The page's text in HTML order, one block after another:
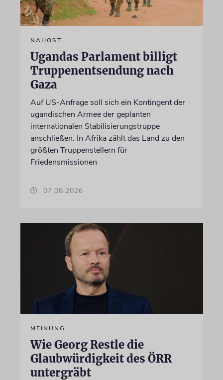
NAHOST
Ugandas Parlament billigt
Truppenentsendung nach
Gaza
Auf US-Anfrage soll sich ein Kontingent der
ugandischen Armee der geplanten
internationalen Stabilisierungstruppe
anschließen. In Afrika zählt das Land zu den
größten Truppenstellern für
Friedensmissionen
07.08.2026
MEINUNG
Wie Georg Restle die
Glaubwürdigkeit des ÖRR
untergräbt